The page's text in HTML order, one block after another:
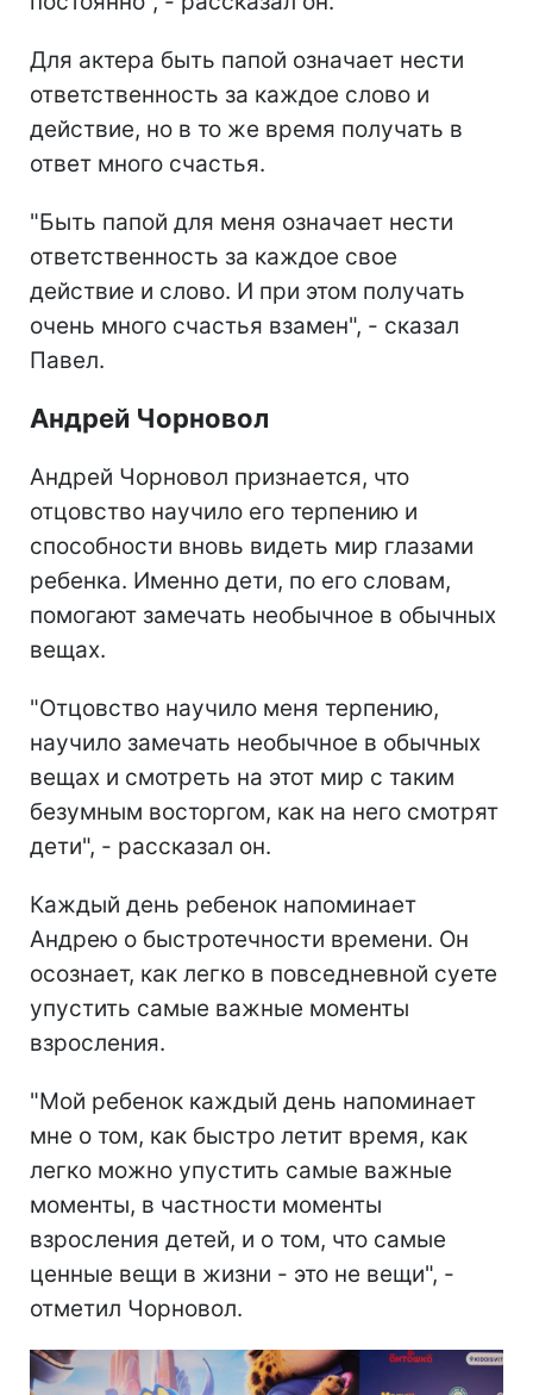
Для актера быть папой означает нести
ответственность за каждое слово и
действие, но в то же время получать в
ответ много счастья.
"Быть папой для меня означает нести
ответственность за каждое свое
действие и слово. И при этом получать
очень много счастья взамен", - сказал
Павел.
Андрей Чорновол
Андрей Чорновол признается, что
отцовство научило его терпению и
способности вновь видеть мир глазами
ребенка. Именно дети, по его словам,
помогают замечать необычное в обычных
вещах.
"Отцовство научило меня терпению,
научило замечать необычное в обычных
вещах и смотреть на этот мир с таким
безумным восторгом, как на него смотрят
дети", - рассказал он.
Каждый день ребенок напоминает
Андрею о быстротечности времени. Он
осознает, как легко в повседневной суете
упустить самые важные моменты
взросления.
"Мой ребенок каждый день напоминает
мне о том, как быстро летит время, как
легко можно упустить самые важные
моменты, в частности моменты
взросления детей, и о том, что самые
ценные вещи в жизни - это не вещи", -
отметил Чорновол.